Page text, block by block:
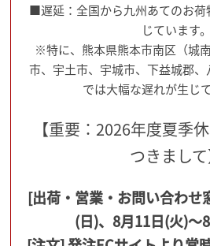
■遅延：全国から九州あてのお荷
じています。
※特に、熊本県熊本市南区（城
市、宇土市、宇城市、下益城郡
では大幅な遅れが生じ
【重要：2026年度夏季
つきまして
[出荷・営業・お問い合わせ
(日)、8月11日(火)～